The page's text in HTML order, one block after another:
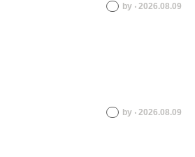
by ‧ 2026.08.09
by ‧ 2026.08.09